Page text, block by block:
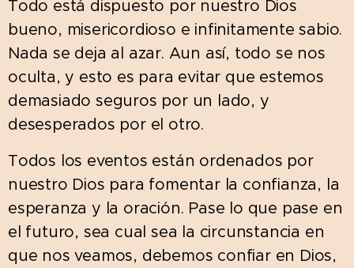
Todo está dispuesto por nuestro Dios
bueno, misericordioso e infinitamente sabio.
Nada se deja al azar. Aun así, todo se nos
oculta, y esto es para evitar que estemos
demasiado seguros por un lado, y
desesperados por el otro.
Todos los eventos están ordenados por
nuestro Dios para fomentar la confianza, la
esperanza y la oración. Pase lo que pase en
el futuro, sea cual sea la circunstancia en
que nos veamos, debemos confiar en Dios,